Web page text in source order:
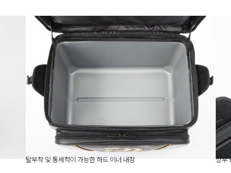
탈부착 및 통세척이 가능한 하드 이너 내장 상부